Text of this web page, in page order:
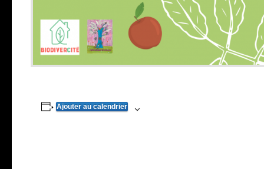
Ajouter au calendrier